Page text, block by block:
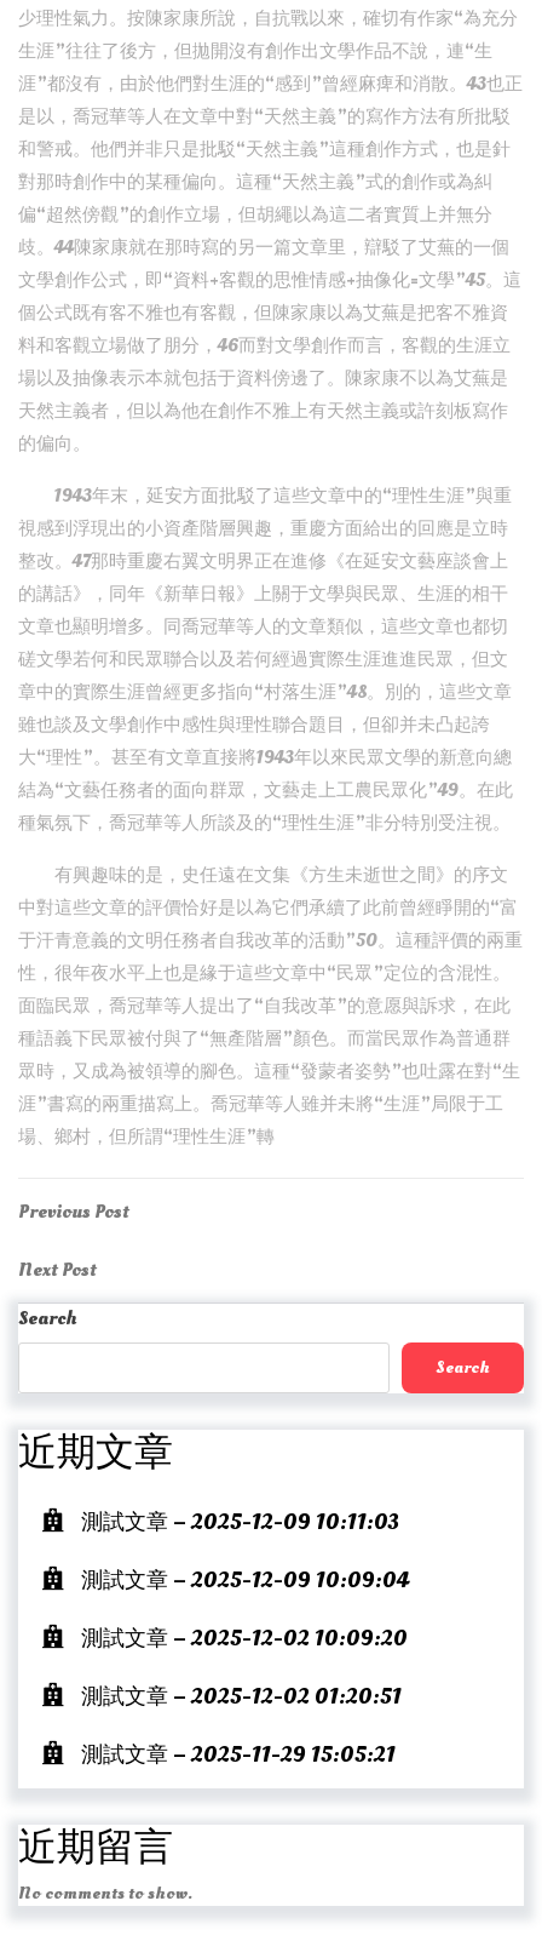
少理性氣力。按陳家康所說，自抗戰以來，確切有作家“為充分
生涯”往往了後方，但拋開沒有創作出文學作品不說，連“生
涯”都沒有，由於他們對生涯的“感到”曾經麻痺和消散。43也正
是以，喬冠華等人在文章中對“天然主義”的寫作方法有所批駁
和警戒。他們并非只是批駁“天然主義”這種創作方式，也是針
對那時創作中的某種偏向。這種“天然主義”式的創作或為糾
偏“超然傍觀”的創作立場，但胡繩以為這二者實質上并無分
歧。44陳家康就在那時寫的另一篇文章里，辯駁了艾蕪的一個
文學創作公式，即“資料+客觀的思惟情感+抽像化=文學”45。這
個公式既有客不雅也有客觀，但陳家康以為艾蕪是把客不雅資
料和客觀立場做了朋分，46而對文學創作而言，客觀的生涯立
場以及抽像表示本就包括于資料傍邊了。陳家康不以為艾蕪是
天然主義者，但以為他在創作不雅上有天然主義或許刻板寫作
的偏向。
1943年末，延安方面批駁了這些文章中的“理性生涯”與重
視感到浮現出的小資產階層興趣，重慶方面給出的回應是立時
整改。47那時重慶右翼文明界正在進修《在延安文藝座談會上
的講話》，同年《新華日報》上關于文學與民眾、生涯的相干
文章也顯明增多。同喬冠華等人的文章類似，這些文章也都切
磋文學若何和民眾聯合以及若何經過實際生涯進進民眾，但文
章中的實際生涯曾經更多指向“村落生涯”48。別的，這些文章
雖也談及文學創作中感性與理性聯合題目，但卻并未凸起誇
大“理性”。甚至有文章直接將1943年以來民眾文學的新意向總
結為“文藝任務者的面向群眾，文藝走上工農民眾化”49。在此
種氣氛下，喬冠華等人所談及的“理性生涯”非分特別受注視。
有興趣味的是，史任遠在文集《方生未逝世之間》的序文
中對這些文章的評價恰好是以為它們承續了此前曾經睜開的“富
于汗青意義的文明任務者自我改革的活動”50。這種評價的兩重
性，很年夜水平上也是緣于這些文章中“民眾”定位的含混性。
面臨民眾，喬冠華等人提出了“自我改革”的意愿與訴求，在此
種語義下民眾被付與了“無產階層”顏色。而當民眾作為普通群
眾時，又成為被領導的腳色。這種“發蒙者姿勢”也吐露在對“生
涯”書寫的兩重描寫上。喬冠華等人雖并未將“生涯”局限于工
場、鄉村，但所謂“理性生涯”轉
Post
navigation
Previous
Previous Post
Next
Post
Next Post
Search
Search
近期文章
測試文章 – 2025-12-09 10:11:03
測試文章 – 2025-12-09 10:09:04
測試文章 – 2025-12-02 10:09:20
測試文章 – 2025-12-02 01:20:51
測試文章 – 2025-11-29 15:05:21
近期留言
No comments to show.